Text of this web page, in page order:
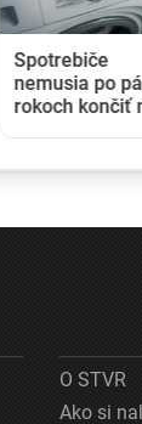
Spotrebiče
nemusia po
rokoch končiť
na opravu
O STVR
Ako si